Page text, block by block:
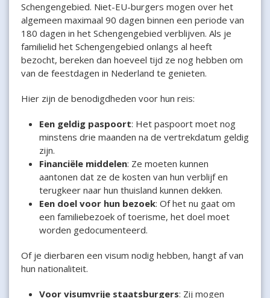
Schengengebied. Niet-EU-burgers mogen over het
algemeen maximaal 90 dagen binnen een periode van
180 dagen in het Schengengebied verblijven. Als je
familielid het Schengengebied onlangs al heeft
bezocht, bereken dan hoeveel tijd ze nog hebben om
van de feestdagen in Nederland te genieten.
Hier zijn de benodigdheden voor hun reis:
Een geldig paspoort: Het paspoort moet nog
minstens drie maanden na de vertrekdatum geldig
zijn.
Financiële middelen: Ze moeten kunnen
aantonen dat ze de kosten van hun verblijf en
terugkeer naar hun thuisland kunnen dekken.
Een doel voor hun bezoek: Of het nu gaat om
een familiebezoek of toerisme, het doel moet
worden gedocumenteerd.
Of je dierbaren een visum nodig hebben, hangt af van
hun nationaliteit.
Voor visumvrije staatsburgers: Zij mogen